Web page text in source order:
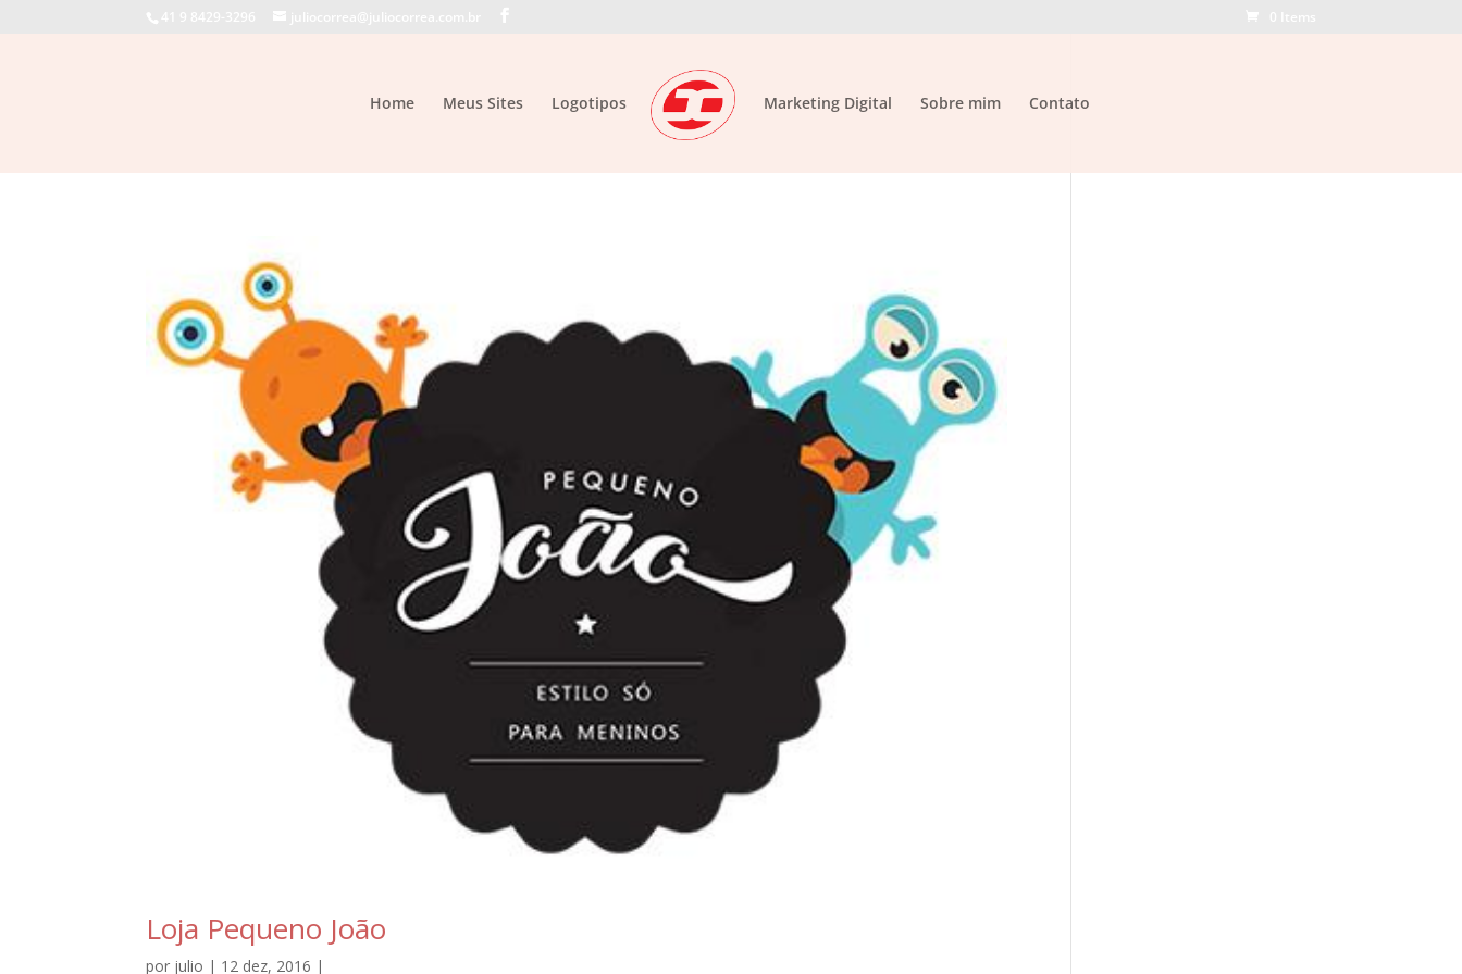
Home Meus Sites Logotipos Marketing Digital Sobre mim Contato
Loja Pequeno João
por julio | 12 dez, 2016 |